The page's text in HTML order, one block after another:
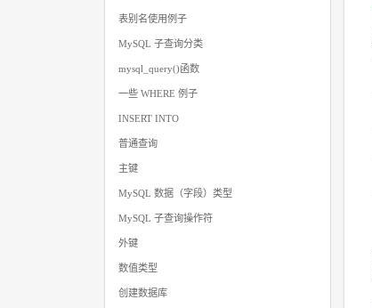
表别名使用例子
MySQL 子查询分类
mysql_query()函数
一些 WHERE 例子
INSERT INTO
普通查询
主键
MySQL 数据（字段）类型
MySQL 子查询操作符
外键
数值类型
创建数据库